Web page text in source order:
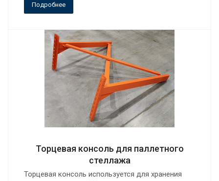
Подробнее
Торцевая консоль для паллетного
стеллажа
Торцевая консоль используется для хранения